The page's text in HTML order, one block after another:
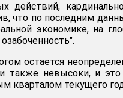
действий,
что по последним
экономике, на
остается
также невысоки, и
кварталом текущего